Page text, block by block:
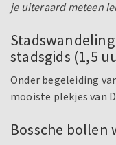
je uiteraard meteen
stadsgids (1,5
Onder begeleiding
mooiste plekjes van
Bossche bollen